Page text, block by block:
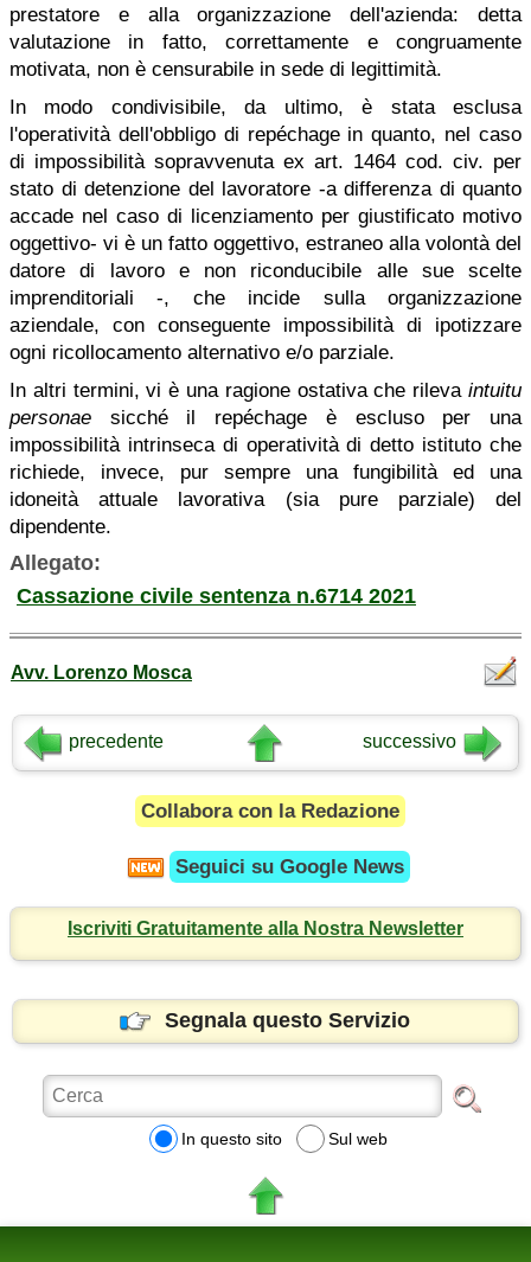
prestatore e alla organizzazione dell'azienda: detta
valutazione in fatto, correttamente e congruamente
motivata, non è censurabile in sede di legittimità.
In modo condivisibile, da ultimo, è stata esclusa
l'operatività dell'obbligo di repéchage in quanto, nel caso
di impossibilità sopravvenuta ex art. 1464 cod. civ. per
stato di detenzione del lavoratore -a differenza di quanto
accade nel caso di licenziamento per giustificato motivo
oggettivo- vi è un fatto oggettivo, estraneo alla volontà del
datore di lavoro e non riconducibile alle sue scelte
imprenditoriali -, che incide sulla organizzazione
aziendale, con conseguente impossibilità di ipotizzare
ogni ricollocamento alternativo e/o parziale.
In altri termini, vi è una ragione ostativa che rileva intuitu
personae sicché il repéchage è escluso per una
impossibilità intrinseca di operatività di detto istituto che
richiede, invece, pur sempre una fungibilità ed una
idoneità attuale lavorativa (sia pure parziale) del
dipendente.
Allegato:
Cassazione civile sentenza n.6714 2021
Avv. Lorenzo Mosca
precedente successivo
Collabora con la Redazione
Seguici su Google News
Iscriviti Gratuitamente alla Nostra Newsletter
Segnala questo Servizio
In questo sito Sul web